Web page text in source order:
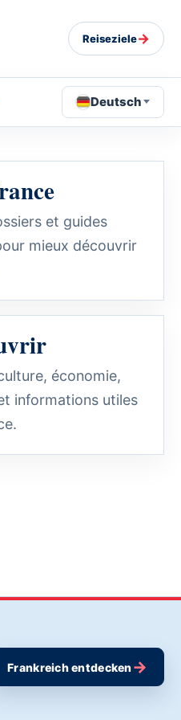
Reiseziele→
Deutsch
et guides
mieux découvrir
économie,
informations utiles
Frankreich entdecken→